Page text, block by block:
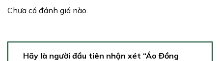
Chưa có đánh giá nào.
Hãy là người đầu tiên nhận xét “Áo Đồng